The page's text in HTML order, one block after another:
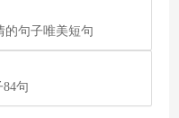
的句子唯美短句
句